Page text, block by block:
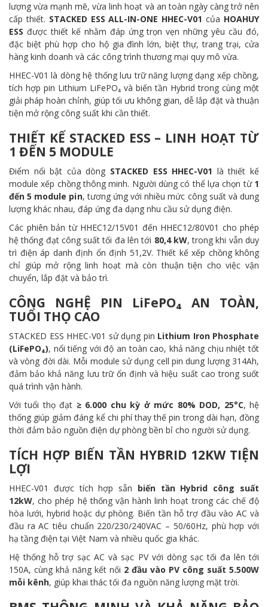
lượng vừa mạnh mẽ, vừa linh hoạt và an toàn ngày càng trở nên
cấp thiết. STACKED ESS ALL-IN-ONE HHEC-V01 của HOAHUY
ESS được thiết kế nhằm đáp ứng trọn vẹn những yêu cầu đó,
đặc biệt phù hợp cho hộ gia đình lớn, biệt thự, trang trại, cửa
hàng kinh doanh và các công trình thương mại quy mô vừa.
HHEC-V01 là dòng hệ thống lưu trữ năng lượng dạng xếp chồng,
tích hợp pin Lithium LiFePO₄ và biến tần Hybrid trong cùng một
giải pháp hoàn chỉnh, giúp tối ưu không gian, dễ lắp đặt và thuận
tiện mở rộng công suất khi cần thiết.
THIẾT KẾ STACKED ESS – LINH HOẠT TỪ
1 ĐẾN 5 MODULE
Điểm nổi bật của dòng STACKED ESS HHEC-V01 là thiết kế
module xếp chồng thông minh. Người dùng có thể lựa chọn từ 1
đến 5 module pin, tương ứng với nhiều mức công suất và dung
lượng khác nhau, đáp ứng đa dạng nhu cầu sử dụng điện.
Các phiên bản từ HHEC12/15V01 đến HHEC12/80V01 cho phép
hệ thống đạt công suất tối đa lên tới 80,4 kW, trong khi vẫn duy
trì điện áp danh định ổn định 51,2V. Thiết kế xếp chồng không
chỉ giúp mở rộng linh hoạt mà còn thuận tiện cho việc vận
chuyển, lắp đặt và bảo trì.
CÔNG NGHỆ PIN LiFePO₄ AN TOÀN,
TUỔI THỌ CAO
STACKED ESS HHEC-V01 sử dụng pin Lithium Iron Phosphate
(LiFePO₄), nổi tiếng với độ an toàn cao, khả năng chịu nhiệt tốt
và vòng đời dài. Mỗi module sử dụng cell pin dung lượng 314Ah,
đảm bảo khả năng lưu trữ ổn định và hiệu suất cao trong suốt
quá trình vận hành.
Với tuổi thọ đạt ≥ 6.000 chu kỳ ở mức 80% DOD, 25°C, hệ
thống giúp giảm đáng kể chi phí thay thế pin trong dài hạn, đồng
thời đảm bảo nguồn điện dự phòng bền bỉ cho người sử dụng.
TÍCH HỢP BIẾN TẦN HYBRID 12KW TIỆN
LỢI
HHEC-V01 được tích hợp sẵn biến tần Hybrid công suất
12kW, cho phép hệ thống vận hành linh hoạt trong các chế độ
hòa lưới, hybrid hoặc dự phòng. Biến tần hỗ trợ đầu vào AC và
đầu ra AC tiêu chuẩn 220/230/240VAC – 50/60Hz, phù hợp với
hạ tầng điện tại Việt Nam và nhiều quốc gia khác.
Hệ thống hỗ trợ sạc AC và sạc PV với dòng sạc tối đa lên tới
150A, cùng khả năng kết nối 2 đầu vào PV công suất 5.500W
mỗi kênh, giúp khai thác tối đa nguồn năng lượng mặt trời.